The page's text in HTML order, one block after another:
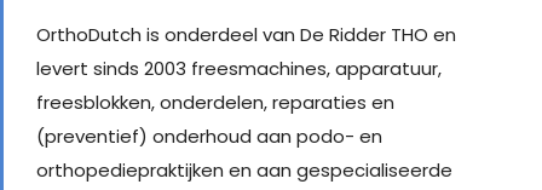
OrthoDutch is onderdeel van De Ridder THO en
levert sinds 2003 freesmachines, apparatuur,
freesblokken, onderdelen, reparaties en
(preventief) onderhoud aan podo- en
orthopediepraktijken en aan gespecialiseerde